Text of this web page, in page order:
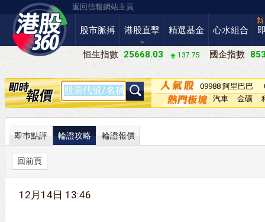
返回信報網站主頁
股市脈搏 港股直擊 精選基金 心水組合
恒生指數 25668.03 137.75 國企指數
09988 阿里巴巴
－Ｗ汽車
金礦
即巿點評 輪證攻略 輪證報價
回前頁
12月14日 13:46